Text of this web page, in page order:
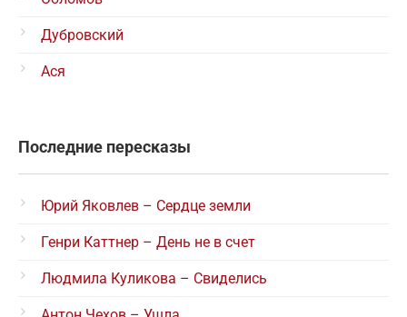
Дубровский
Ася
Последние пересказы
Юрий Яковлев – Сердце земли
Генри Каттнер – День не в счет
Людмила Куликова – Свиделись